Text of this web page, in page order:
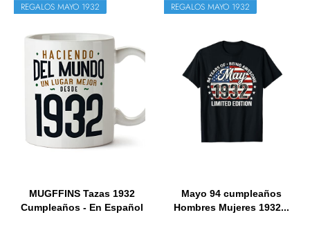
REGALOS MAYO 1932
MUGFFINS Tazas 1932
Cumpleaños - En Español
REGALOS MAYO 1932
Mayo 94 cumpleaños
Hombres Mujeres 1932...